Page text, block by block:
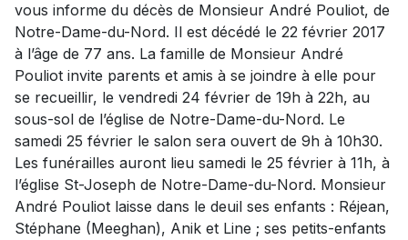
vous informe du décès de Monsieur André Pouliot, de
Notre-Dame-du-Nord. Il est décédé le 22 février 2017
à l’âge de 77 ans. La famille de Monsieur André
Pouliot invite parents et amis à se joindre à elle pour
se recueillir, le vendredi 24 février de 19h à 22h, au
sous-sol de l’église de Notre-Dame-du-Nord. Le
samedi 25 février le salon sera ouvert de 9h à 10h30.
Les funérailles auront lieu samedi le 25 février à 11h, à
l’église St-Joseph de Notre-Dame-du-Nord. Monsieur
André Pouliot laisse dans le deuil ses enfants : Réjean,
Stéphane (Meeghan), Anik et Line ; ses petits-enfants